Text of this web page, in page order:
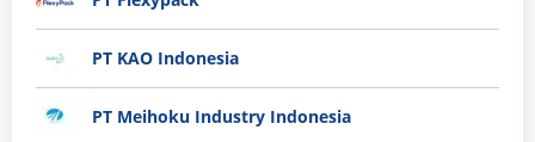
PT KAO Indonesia
PT Meihoku Industry Indonesia